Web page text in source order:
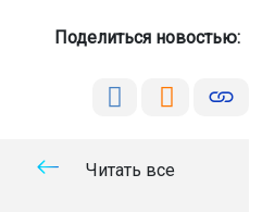
Поделиться новостью:
Читать все